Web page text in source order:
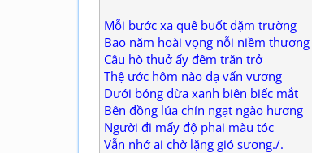
Mỗi bước xa quê buốt dặm trường
Bao năm hoài vọng nỗi niềm thương
Câu hò thuở ấy đêm trăn trở
Thệ ước hôm nào dạ vấn vương
Dưới bóng dừa xanh biên biếc mắt
Bên đồng lúa chín ngạt ngào hương
Người đi mấy độ phai màu tóc
Vẫn nhớ ai chờ lặng gió sương./.